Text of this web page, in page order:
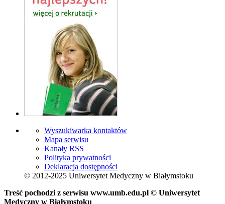
Wyszukiwarka kontaktów
Mapa serwisu
Kanały RSS
Polityka prywatności
Deklaracja dostępności
© 2012-2025 Uniwersytet Medyczny w Białymstoku
Treść pochodzi z serwisu www.umb.edu.pl © Uniwersytet
Medyczny w Białymstoku